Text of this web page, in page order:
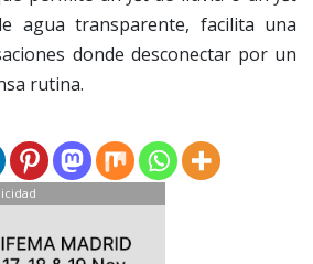
agua transparente, facilita una
donde desconectar por un
rutina.